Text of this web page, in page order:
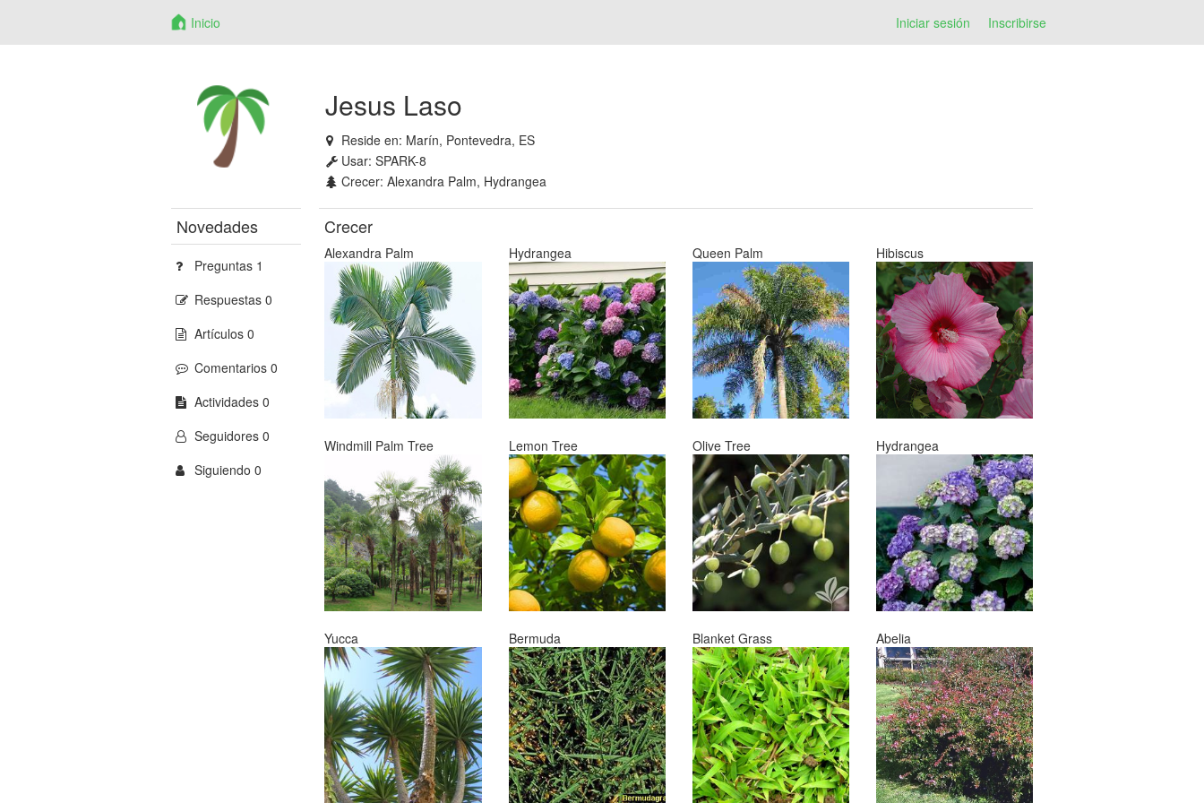
Inicio Iniciar sesión Inscribirse
Jesus Laso
Reside en: Marín, Pontevedra, ES
Usar:SPARK-8
Crecer:Alexandra Palm, Hydrangea
Novedades
Preguntas 1
Respuestas 0
Artículos 0
Comentarios 0
Actividades 0
Seguidores 0
Siguiendo 0
Crecer
Alexandra Palm Hydrangea Queen Palm Hibiscus
Windmill Palm Tree Lemon Tree Olive Tree Hydrangea
Yucca Bermuda Blanket Grass Abelia